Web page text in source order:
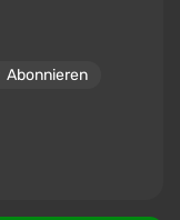
Abonnieren